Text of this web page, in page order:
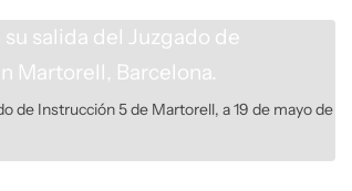
de Instrucción 5 de Martorell, a 19 de mayo de